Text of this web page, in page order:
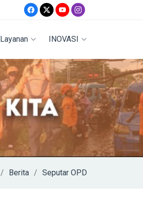
Layanan INOVASI
Berita Seputar OPD